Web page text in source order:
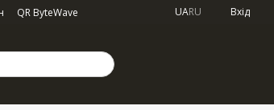
QR ByteWave UARU Вхід